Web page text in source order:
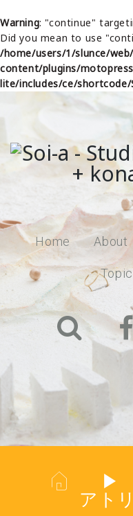
Warning: "continue"
Did you mean to use
/home/users/1/slunce/
content/plugins/
lite/includes/ce/
Home About
▶
アト